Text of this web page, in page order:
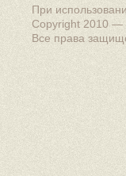
При
Copyright 2010 —
Все права